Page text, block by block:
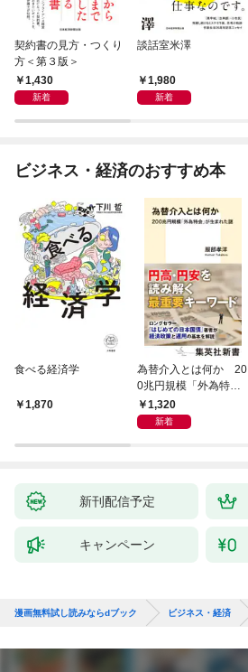
契約書の見方・つくり
方＜第３版＞
1,430
新着
談話室米澤
1,980
新着
ビジネス・経済のおすすめ本
食べる経済学
1,870
為替介入とは何か 20
0兆円規模「外為特
会」が生まれた謎
1,320
新着
新刊配信予定
キャンペーン
漫画無料試し読みならdブック ビジネス・経済